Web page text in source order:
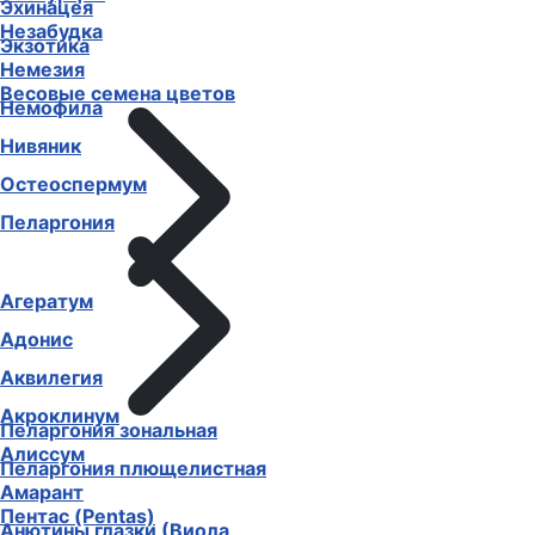
Незабудка
Немезия
Немофила
Нивяник
Остеоспермум
Пеларгония
Пеларгония зональная
Пеларгония плющелистная
Пентас (Pentas)
Эхинацея
Экзотика
Весовые семена цветов
Агератум
Адонис
Аквилегия
Акроклинум
Алиссум
Амарант
Анютины глазки (Виола